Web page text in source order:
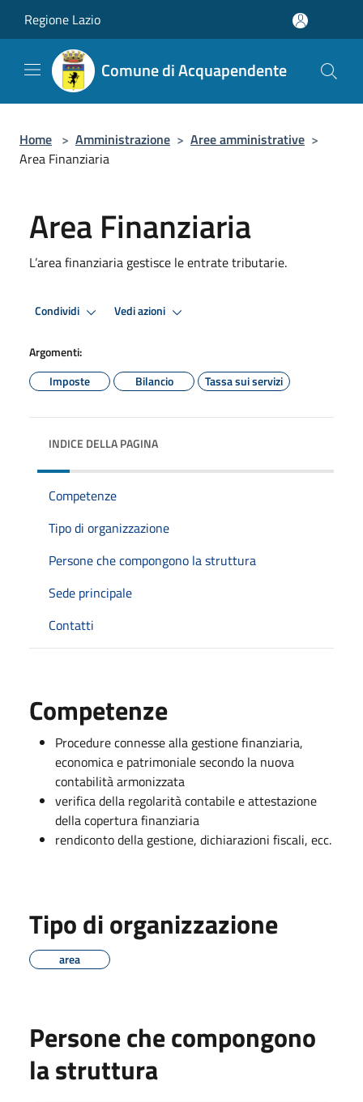
Regione Lazio
Comune di Acquapendente
Home > Amministrazione > Aree amministrative >
Area Finanziaria
Area Finanziaria
L’area finanziaria gestisce le entrate tributarie.
Condividi Vedi azioni
Argomenti:
Imposte
Bilancio Tassa sui servizi
INDICE DELLA PAGINA
Competenze
Tipo di organizzazione
Persone che compongono la struttura
Sede principale
Contatti
Competenze
Procedure connesse alla gestione finanziaria,
economica e patrimoniale secondo la nuova
contabilità armonizzata
verifica della regolarità contabile e attestazione
della copertura finanziaria
rendiconto della gestione, dichiarazioni fiscali, ecc.
Tipo di organizzazione
area
Persone che compongono
la struttura